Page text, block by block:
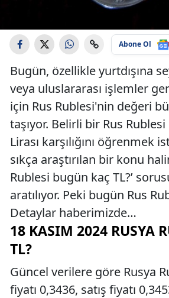
Abone Ol
Bugün, özellikle yurtdışına
veya uluslararası işlemler
için Rus Rublesi'nin değeri
taşıyor. Belirli bir Rus
Lirası karşılığını öğrenmek
sıkça araştırılan bir konu
Rublesi bugün kaç TL?’
aratılıyor. Peki bugün Rus
Detaylar haberimizde…
18 KASIM 2024 RUSYA
TL?
Güncel verilere göre Rusya
fiyatı 0,3436, satış fiyatı